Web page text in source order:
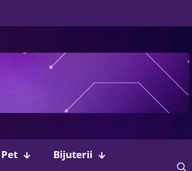
Pet
Bijuterii